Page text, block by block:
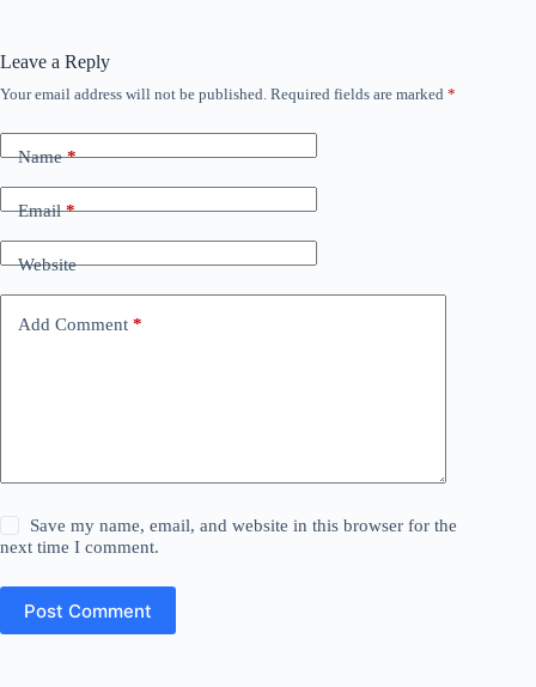
Leave a Reply
Your email address will not be published. Required fields are marked *
Name*
Email*
Website
Add Comment *
Save my name, email, and website in this browser for the
next time I comment.
Post Comment